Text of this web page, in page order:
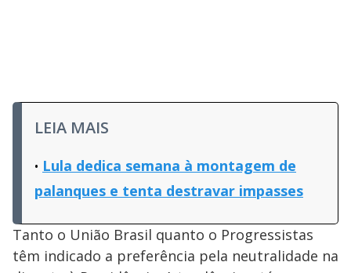
LEIA MAIS
Lula dedica semana à montagem de
palanques e tenta destravar impasses
Tanto o União Brasil quanto o Progressistas
têm indicado a preferência pela neutralidade na